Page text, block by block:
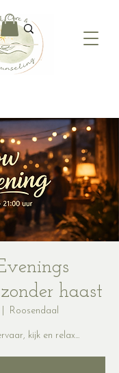
zonder haast
Roosendaal
kijk en relax...